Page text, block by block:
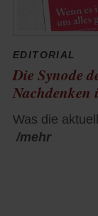
EDITORIAL
Die Synode
Nachdenken
Was die
/mehr